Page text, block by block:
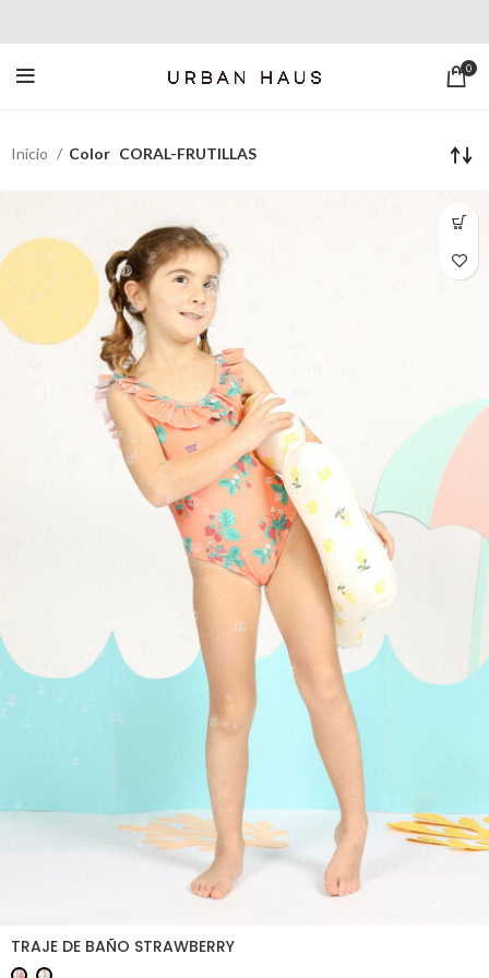
0
Inicio Color CORAL-FRUTILLAS
TRAJE DE BAÑO STRAWBERRY